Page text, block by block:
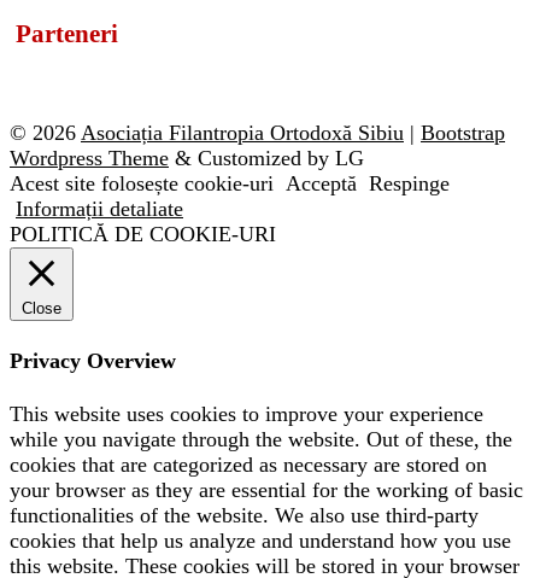
Parteneri
© 2026 Asociația Filantropia Ortodoxă Sibiu | Bootstrap
Wordpress Theme & Customized by LG
Acest site folosește cookie-uri Acceptă Respinge
Informații detaliate
POLITICĂ DE COOKIE-URI
Close
Privacy Overview
This website uses cookies to improve your experience
while you navigate through the website. Out of these, the
cookies that are categorized as necessary are stored on
your browser as they are essential for the working of basic
functionalities of the website. We also use third-party
cookies that help us analyze and understand how you use
this website. These cookies will be stored in your browser